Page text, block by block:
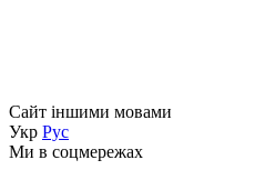
Сайт іншими мовами
Укр Рус
Ми в соцмережах